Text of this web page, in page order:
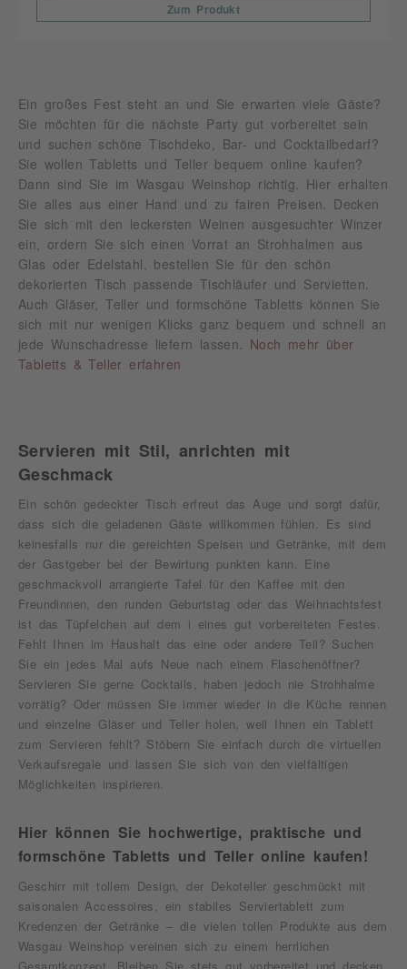
Zum Produkt
Ein großes Fest steht an und Sie erwarten viele Gäste?
Sie möchten für die nächste Party gut vorbereitet sein
und suchen schöne Tischdeko, Bar- und Cocktailbedarf?
Sie wollen Tabletts und Teller bequem online kaufen?
Dann sind Sie im Wasgau Weinshop richtig. Hier erhalten
Sie alles aus einer Hand und zu fairen Preisen. Decken
Sie sich mit den leckersten Weinen ausgesuchter Winzer
ein, ordern Sie sich einen Vorrat an Strohhalmen aus
Glas oder Edelstahl, bestellen Sie für den schön
dekorierten Tisch passende Tischläufer und Servietten.
Auch Gläser, Teller und formschöne Tabletts können Sie
sich mit nur wenigen Klicks ganz bequem und schnell an
jede Wunschadresse liefern lassen. Noch mehr über
Tabletts & Teller erfahren
Servieren mit Stil, anrichten mit
Geschmack
Ein schön gedeckter Tisch erfreut das Auge und sorgt dafür,
dass sich die geladenen Gäste willkommen fühlen. Es sind
keinesfalls nur die gereichten Speisen und Getränke, mit dem
der Gastgeber bei der Bewirtung punkten kann. Eine
geschmackvoll arrangierte Tafel für den Kaffee mit den
Freundinnen, den runden Geburtstag oder das Weihnachtsfest
ist das Tüpfelchen auf dem i eines gut vorbereiteten Festes.
Fehlt Ihnen im Haushalt das eine oder andere Teil? Suchen
Sie ein jedes Mal aufs Neue nach einem Flaschenöffner?
Servieren Sie gerne Cocktails, haben jedoch nie Strohhalme
vorrätig? Oder müssen Sie immer wieder in die Küche rennen
und einzelne Gläser und Teller holen, weil Ihnen ein Tablett
zum Servieren fehlt? Stöbern Sie einfach durch die virtuellen
Verkaufsregale und lassen Sie sich von den vielfältigen
Möglichkeiten inspirieren.
Hier können Sie hochwertige, praktische und
formschöne Tabletts und Teller online kaufen!
Geschirr mit tollem Design, der Dekoteller geschmückt mit
saisonalen Accessoires, ein stabiles Serviertablett zum
Kredenzen der Getränke – die vielen tollen Produkte aus dem
Wasgau Weinshop vereinen sich zu einem herrlichen
Gesamtkonzept. Bleiben Sie stets gut vorbereitet und decken